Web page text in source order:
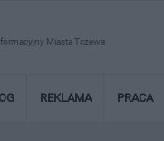
Miasta Tczewa
REKLAMA PRACA